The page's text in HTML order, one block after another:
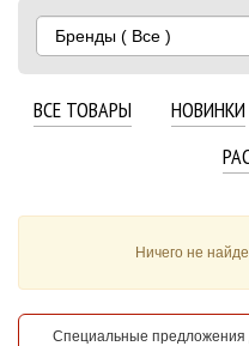
Бренды ( Все )
ВСЕ ТОВАРЫ НОВИНКИ
Ничего не
Специальные предложения